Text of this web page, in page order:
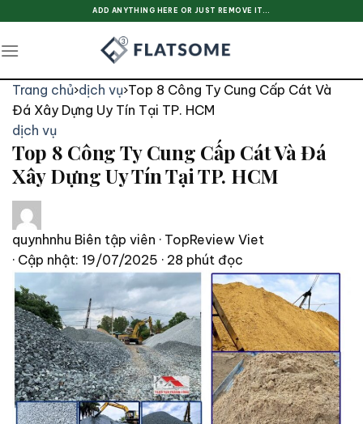
content
ADD ANYTHING HERE OR JUST REMOVE IT...
Trang chủ›dịch vụ›Top 8 Công Ty Cung Cấp Cát Và
Đá Xây Dựng Uy Tín Tại TP. HCM
dịch vụ
Top 8 Công Ty Cung Cấp Cát Và Đá
Xây Dựng Uy Tín Tại TP. HCM
quynhnhu Biên tập viên · TopReview Viet
· Cập nhật: 19/07/2025 · 28 phút đọc